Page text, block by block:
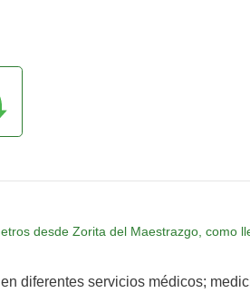
desde Zorita del Maestrazgo, como
diferentes servicios médicos;